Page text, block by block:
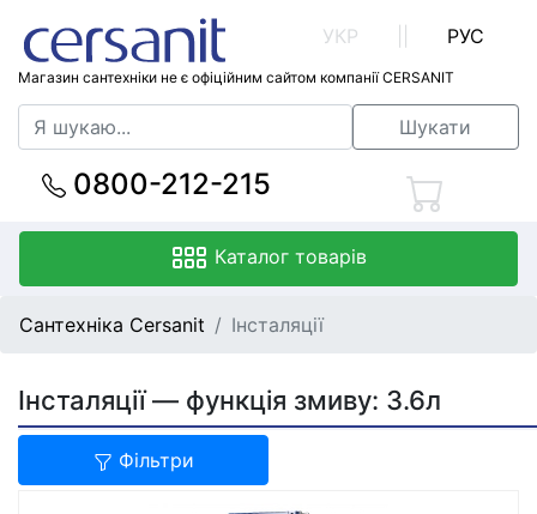
Магазин сантехніки не є офіційним сайтом компанії CERSANIT
УКР РУС
Шукати
0800-212-215
Каталог товарів
Сантехніка Cersanit Інсталяції
Інсталяції — функція змиву: 3.6л
Фільтри